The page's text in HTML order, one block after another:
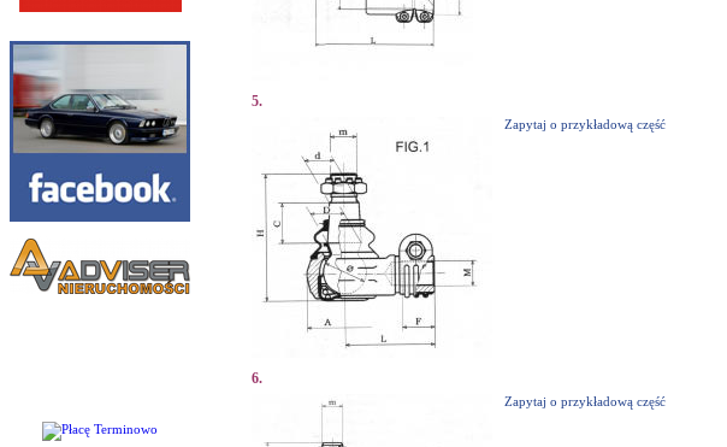
5.
Zapytaj o przykładową część
6.
Zapytaj o przykładową część